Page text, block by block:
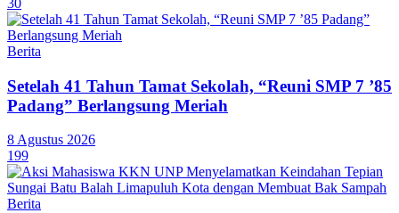
Berita
Setelah 41 Tahun Tamat Sekolah, “Reuni SMP 7 ’85
Padang” Berlangsung Meriah
8 Agustus 2026
199
Berita